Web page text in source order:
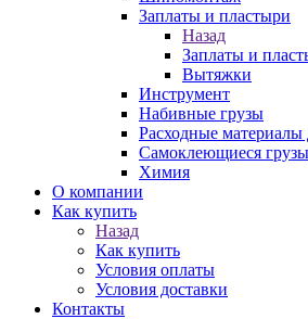
Заплаты и пластыри
Назад
Заплаты и
Вытяжки
Инструмент
Набивные грузы
Расходные
Самоклеющиеся грузы
Химия
О компании
Как купить
Назад
Как купить
Условия оплаты
Условия доставки
Контакты